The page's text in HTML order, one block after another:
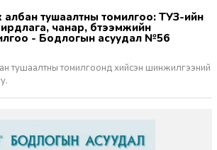
чанар, бүтээмжийн
- Бодлогын асуудал №56
тушаалтны томилгоонд хийсэн шинжилгээний